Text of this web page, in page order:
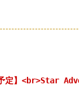
予定】<br>Star